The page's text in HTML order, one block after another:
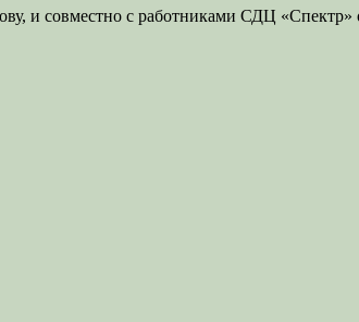
и совместно с работниками СДЦ «Спектр»